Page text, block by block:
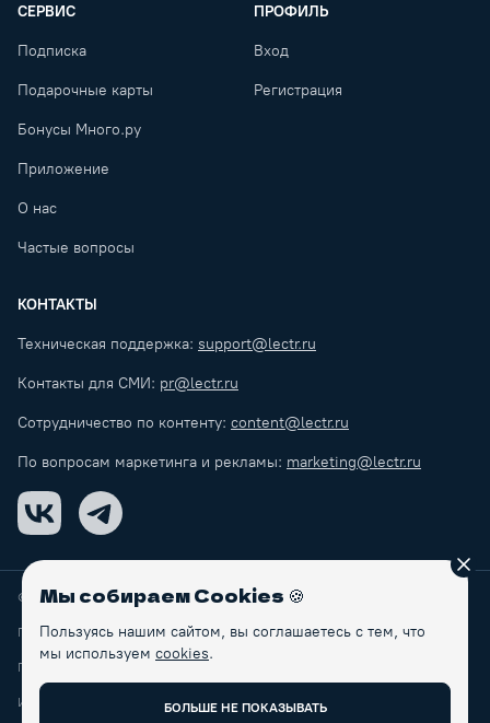
СЕРВИС
Подписка
Подарочные карты
Бонусы Много.ру
Приложение
О нас
Частые вопросы
ПРОФИЛЬ
Вход
Регистрация
КОНТАКТЫ
Техническая поддержка: support@lectr.ru
Контакты для СМИ: pr@lectr.ru
Сотрудничество по контенту: content@lectr.ru
По вопросам маркетинга и рекламы: marketing@lectr.ru
VK Telegram
© Lectr2026
Правила обработки персональных данных
Пользовательское соглашение
ИП Макаренков Б.С.
Мы собираем Cookies 🍪
Пользуясь нашим сайтом, вы соглашаетесь с тем, что
мы используем cookies.
БОЛЬШЕ НЕ ПОКАЗЫВАТЬ